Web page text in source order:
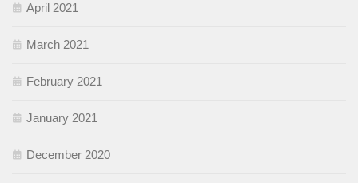
April 2021
March 2021
February 2021
January 2021
December 2020